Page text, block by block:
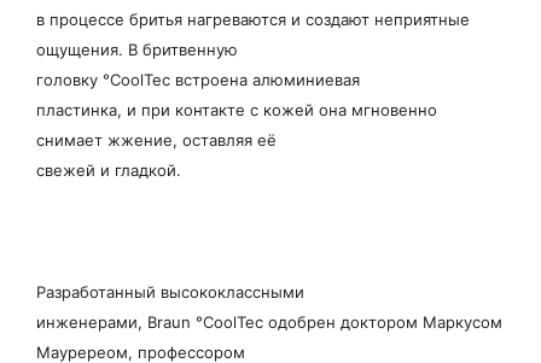
в процессе бритья нагреваются и создают неприятные
ощущения. В бритвенную
головку °CoolTec встроена алюминиевая
пластинка, и при контакте с кожей она мгновенно
снимает жжение, оставляя её
свежей и гладкой.
Разработанный высококлассными
инженерами, Braun °CoolTec одобрен доктором Маркусом
Мауререом, профессором